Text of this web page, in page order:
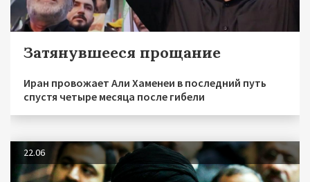
Затянувшееся прощание
Иран провожает Али Хаменеи в последний путь
спустя четыре месяца после гибели
22.06